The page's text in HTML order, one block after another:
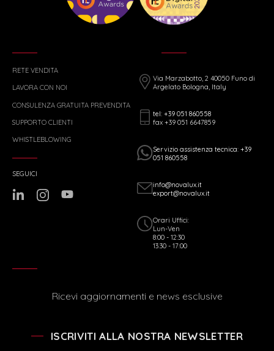
RETE VENDITA
LAVORA CON NOI
CONSULENZA GRATUITA PREVENDITA
SUPPORTO CLIENTI
WHISTLEBLOWING
Via Marzabotto, 2 40050 Funo di
Argelato Bologna, Italy
tel: +39 051 860558
fax +39 051 6647859
Servizio assistenza tecnica: +39
051 860558
info@novalux.it
export@novalux.it
Orari Uffici:
Lun-Ven
8:00 - 12:30
13:30 - 17:00
SEGUICI
Ricevi aggiornamenti e news esclusive
ISCRIVITI ALLA NOSTRA NEWSLETTER